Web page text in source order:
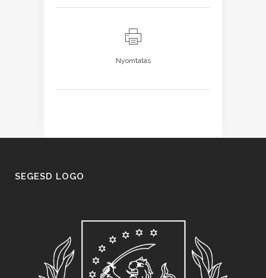
Nyomtatás
SEGESD LOGO